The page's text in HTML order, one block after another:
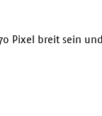
Pixel breit sein und